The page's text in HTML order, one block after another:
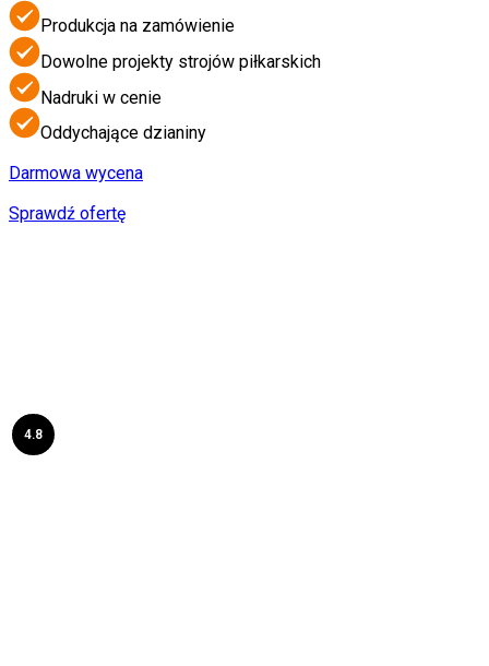
Produkcja na zamówienie
Dowolne projekty strojów piłkarskich
Nadruki w cenie
Oddychające dzianiny
Darmowa wycena
Sprawdź ofertę
4.8